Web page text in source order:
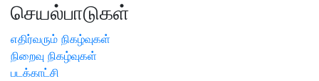
செயல்பாடுகள்
எதிர்வரும் நிகழ்வுகள்
நிறைவு நிகழ்வுகள்
படக்காட்சி